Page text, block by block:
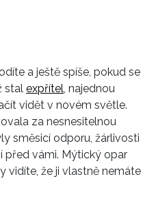
a ještě spíše, pokud se
stal expřítel , najednou
vidět v novém světle.
za nesnesitelnou
směsicí odporu, žárlivosti
před vámi. Mýtický opar
vidíte, že ji vlastně nemáte